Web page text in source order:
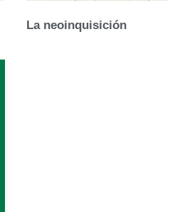
La neoinquisición